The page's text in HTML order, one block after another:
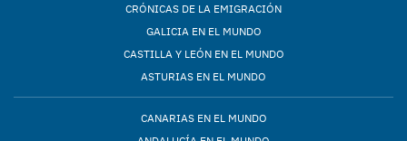
CRÓNICAS DE LA EMIGRACIÓN
GALICIA EN EL MUNDO
CASTILLA Y LEÓN EN EL MUNDO
ASTURIAS EN EL MUNDO
CANARIAS EN EL MUNDO